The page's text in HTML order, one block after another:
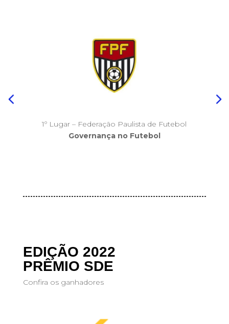
1º Lugar – Federação Paulista de Futebol
Governança no Futebol
EDIÇÃO 2022
PRÊMIO SDE
Confira os ganhadores